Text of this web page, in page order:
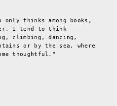
thinks among books,
I tend to think
climbing, dancing,
or by the sea, where
thoughtful."